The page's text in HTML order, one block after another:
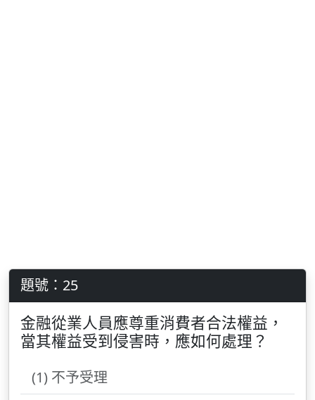
題號：25
金融從業人員應尊重消費者合法權益，
當其權益受到侵害時，應如何處理？
(1) 不予受理